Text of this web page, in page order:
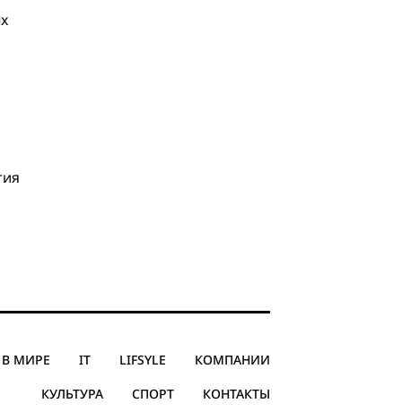
В МИРЕ IT LIFSYLE
КОМПАНИИ
КУЛЬТУРА
СПОРТ КОНТАКТЫ